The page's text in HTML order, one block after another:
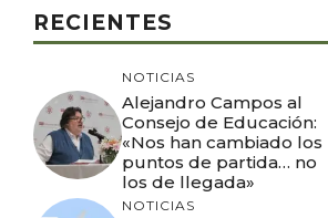
RECIENTES
NOTICIAS
Alejandro Campos al
Consejo de Educación:
«Nos han cambiado los
puntos de partida… no
los de llegada»
NOTICIAS